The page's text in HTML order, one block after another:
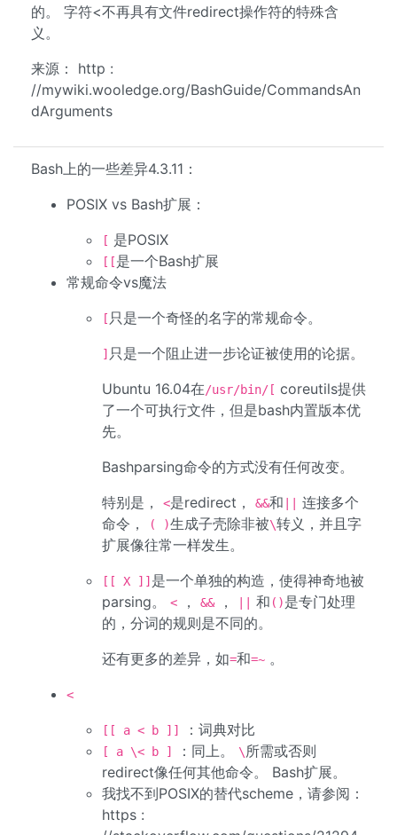
的。 字符<不再具有文件redirect操作符的特殊含
义。
来源： http :
//mywiki.wooledge.org/BashGuide/CommandsAn
dArguments
Bash上的一些差异4.3.11：
POSIX vs Bash扩展：
[ 是POSIX
[[是一个Bash扩展
常规命令vs魔法
[ 只是一个奇怪的名字的常规命令。
] 只是一个阻止进一步论证被使用的论据。
Ubuntu 16.04在/usr/bin/[ coreutils提供
了一个可执行文件，但是bash内置版本优
先。
Bashparsing命令的方式没有任何改变。
特别是，
<是redirect， &&和
连接多个
命令，
( )生成子壳除非被\转义，并且字
扩展像往常一样发生。
[[ X ]] 是一个单独的构造，使得神奇地被
parsing。
< ， &&， 和 ()是专门处理
的，分词的规则是不同的。
还有更多的差异，如=和=~ 。
<
[[ a < b ]] ：词典对比
[ a \< b ] ：同上。 \所需或否则
redirect像任何其他命令。 Bash扩展。
我找不到POSIX的替代scheme，请参阅：
https :